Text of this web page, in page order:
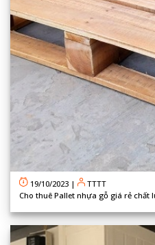
19/10/2023 |
TTTT
Cho thuê Pallet nhựa gỗ giá rẻ chất